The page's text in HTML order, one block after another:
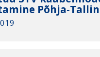
Põhja-